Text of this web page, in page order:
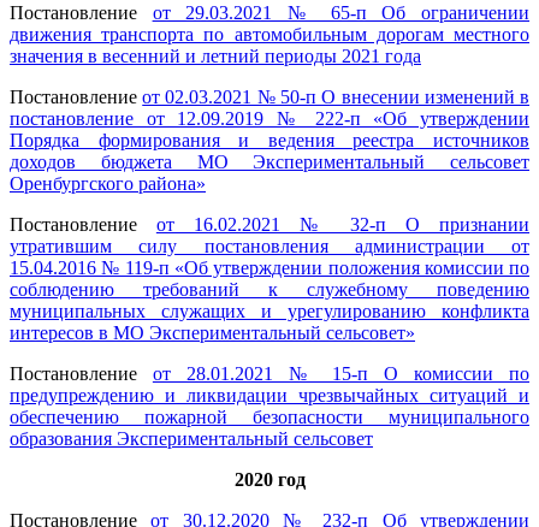
Постановление от 29.03.2021 № 65-п Об ограничении
движения транспорта по автомобильным дорогам местного
значения в весенний и летний периоды 2021 года
Постановлениеот 02.03.2021 № 50-п О внесении изменений в
постановление от 12.09.2019 № 222-п «Об утверждении
Порядка формирования и ведения реестра источников
доходов бюджета МО Экспериментальный сельсовет
Оренбургского района»
Постановление от 16.02.2021 № 32-п О признании
утратившим силу постановления администрации от
15.04.2016 № 119-п «Об утверждении положения комиссии по
соблюдению требований к служебному поведению
муниципальных служащих и урегулированию конфликта
интересов в МО Экспериментальный сельсовет»
Постановление от 28.01.2021 № 15-п О комиссии по
предупреждению и ликвидации чрезвычайных ситуаций и
обеспечению пожарной безопасности муниципального
образования Экспериментальный сельсовет
2020 год
Постановлениеот 30.12.2020 № 232-п Об утверждении